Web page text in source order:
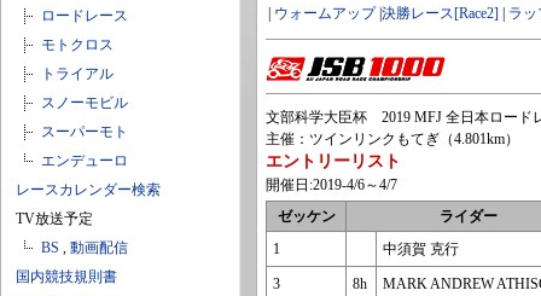
ロードレース
モトクロス
トライアル
スノーモビル
スーパーモト
エンデューロ
レースカレンダー検索
TV放送予定
BS , 動画配信
国内競技規則書
ウォームアップ| 決勝レース[Race2] ラ
文部科学大臣杯 2019 MFJ 全日本ロード
主催：ツインリンクもてぎ（4.801km）
エントリーリスト
開催日:2019-4/6～4/7
ゼッケン
ライダー
1
中須賀 克行
3 8h MARK ANDREW